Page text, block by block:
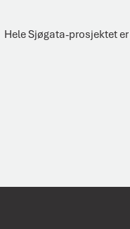
Hele Sjøgata-prosjektet